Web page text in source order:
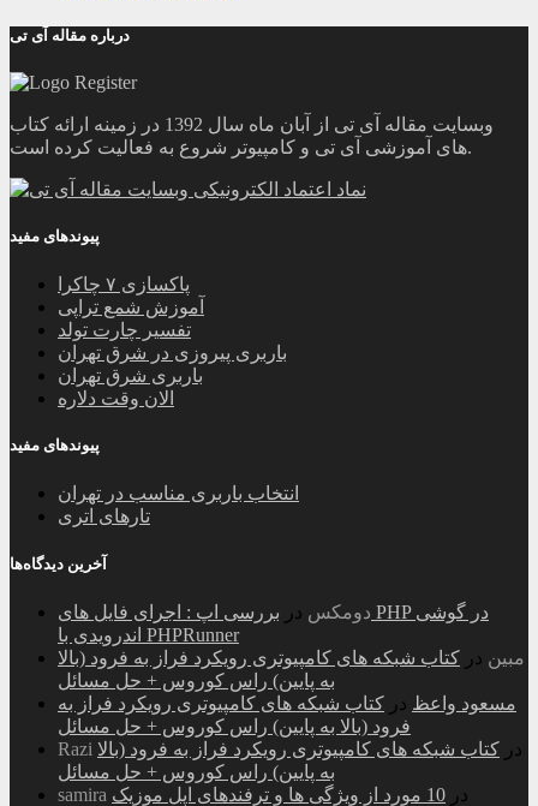
درباره مقاله آی تی
وبسایت مقاله آی تی از آبان ماه سال 1392 در زمینه ارائه کتاب
های آموزشی آی تی و کامپیوتر شروع به فعالیت کرده است.
پیوندهای مفید
پاکسازی ۷ چاکرا
آموزش شمع تراپی
تفسیر چارت تولد
باربری پیروزی در شرق تهران
باربری شرق تهران
الان وقت دلاره
پیوندهای مفید
انتخاب باربری مناسب در تهران
تارهای اتری
آخرین دیدگاه‌ها
دومکس در بررسی اپ : اجرای فایل های PHP در گوشی
اندرویدی با PHPRunner
مبین در کتاب شبکه های کامپیوتری رویکرد فراز به فرود (بالا
به پایین) راس کوروس + حل مسائل
مسعود واعظ در کتاب شبکه های کامپیوتری رویکرد فراز به
فرود (بالا به پایین) راس کوروس + حل مسائل
Razi
در کتاب شبکه های کامپیوتری رویکرد فراز به فرود (بالا
به پایین) راس کوروس + حل مسائل
samira
در 10 مورد از ویژگی ها و ترفندهای اپل موزیک